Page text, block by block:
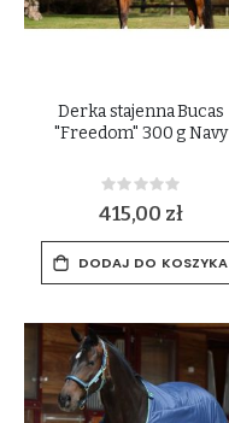
Derka stajenna Bucas
"Freedom" 300 g Navy
Rating:
0%
415,00 zł
DODAJ DO KOSZYKA